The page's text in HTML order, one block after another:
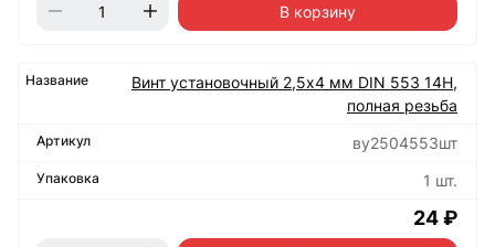
В корзину
Винт установочный 2,5х4 мм DIN 553 14Н,
полная резьба
ву2504553шт
1 шт.
24 ₽